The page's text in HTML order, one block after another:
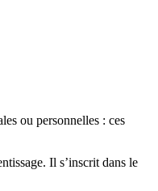
ou personnelles : ces
Il s’inscrit dans le